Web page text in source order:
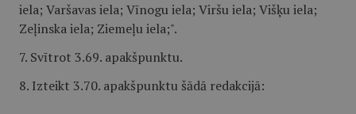
iela; Varšavas iela; Vīnogu iela; Viršu iela; Višķu iela;
Zeļinska iela; Ziemeļu iela;".
7. Svītrot 3.69. apakšpunktu.
8. Izteikt 3.70. apakšpunktu šādā redakcijā: